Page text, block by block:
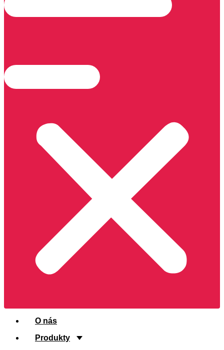
O nás
Produkty